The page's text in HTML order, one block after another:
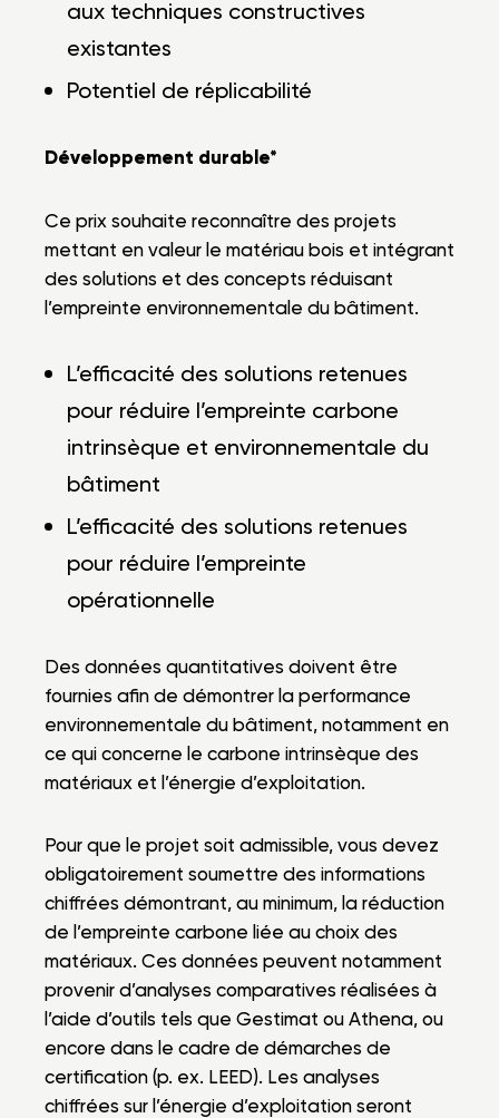
aux techniques constructives
existantes
Potentiel de réplicabilité
Développement durable*
Ce prix souhaite reconnaître des projets
mettant en valeur le matériau bois et intégrant
des solutions et des concepts réduisant
l’empreinte environnementale du bâtiment.
L’efficacité des solutions retenues
pour réduire l’empreinte carbone
intrinsèque et environnementale du
bâtiment
L’efficacité des solutions retenues
pour réduire l’empreinte
opérationnelle
Des données quantitatives doivent être
fournies afin de démontrer la performance
environnementale du bâtiment, notamment en
ce qui concerne le carbone intrinsèque des
matériaux et l’énergie d’exploitation.
Pour que le projet soit admissible, vous devez
obligatoirement soumettre des informations
chiffrées démontrant, au minimum, la réduction
de l’empreinte carbone liée au choix des
matériaux. Ces données peuvent notamment
provenir d’analyses comparatives réalisées à
l’aide d’outils tels que Gestimat ou Athena, ou
encore dans le cadre de démarches de
certification (p. ex. LEED). Les analyses
chiffrées sur l’énergie d’exploitation seront